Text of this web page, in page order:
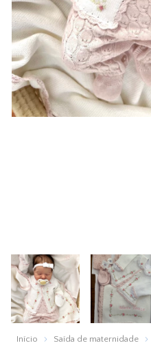
Início Saída de maternidade